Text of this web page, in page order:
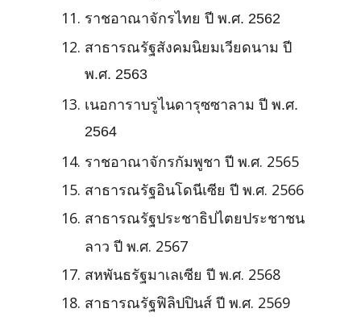
ราชอาณาจักรไทย ปี พ.ศ. 2562
สาธารณรัฐสังคมนิยมเวียดนาม ปี
พ.ศ. 2563
เนอการาบรูไนดารุซซาลาม ปี พ.ศ.
2564
ราชอาณาจักรกัมพูชา ปี พ.ศ. 2565
สาธารณรัฐอินโดนีเซีย ปี พ.ศ. 2566
สาธารณรัฐประชาธิปไตยประชาชน
ลาว ปี พ.ศ. 2567
สหพันธรัฐมาเลเซีย ปี พ.ศ. 2568
สาธารณรัฐฟิลิปปินส์ ปี พ.ศ. 2569